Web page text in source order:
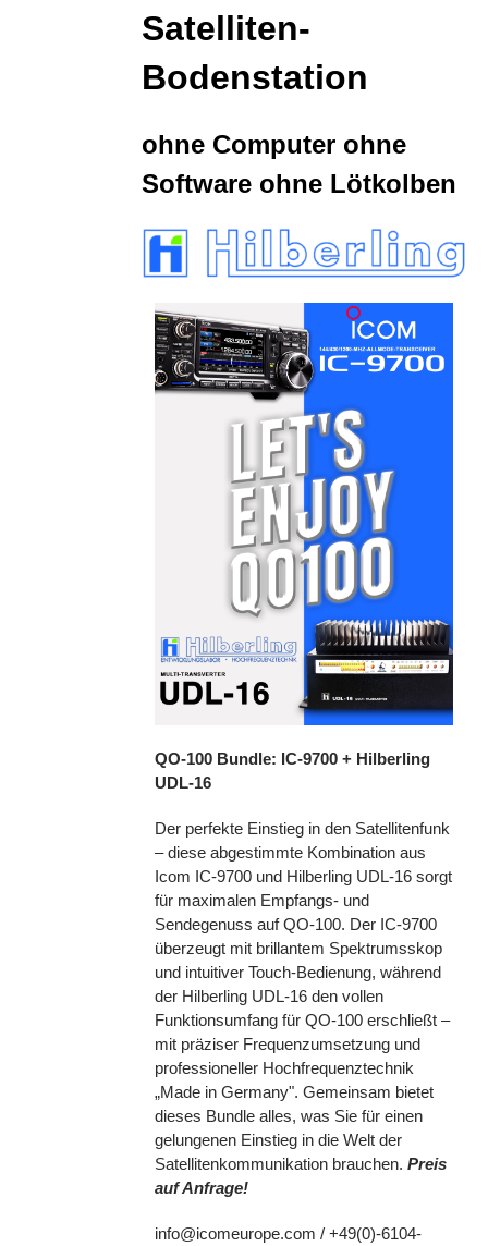
Satelliten-
Bodenstation
ohne Computer ohne
Software ohne Lötkolben
QO-100 Bundle: IC-9700 + Hilberling
UDL-16
Der perfekte Einstieg in den Satellitenfunk
– diese abgestimmte Kombination aus
Icom IC-9700 und Hilberling UDL-16 sorgt
für maximalen Empfangs- und
Sendegenuss auf QO-100. Der IC-9700
überzeugt mit brillantem Spektrumsskop
und intuitiver Touch-Bedienung, während
der Hilberling UDL-16 den vollen
Funktionsumfang für QO-100 erschließt –
mit präziser Frequenzumsetzung und
professioneller Hochfrequenztechnik
„Made in Germany". Gemeinsam bietet
dieses Bundle alles, was Sie für einen
gelungenen Einstieg in die Welt der
Satellitenkommunikation brauchen.Preis
auf Anfrage!
info@icomeurope.com / +49(0)-6104-